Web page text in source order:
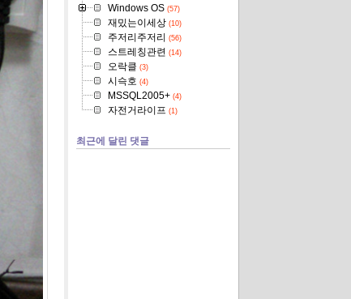
Windows OS(57)
재밌는이세상(10)
주저리주저리 (56)
스트레칭관련 (14)
오락클 (3)
시슥호 (4)
MSSQL2005+(4)
자전거라이프 (1)
최근에 달린 댓글